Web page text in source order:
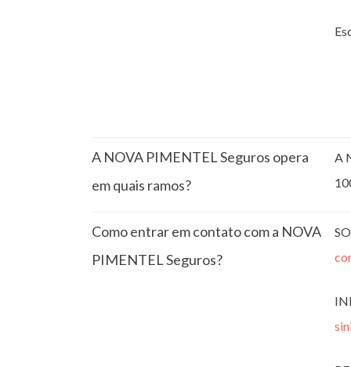
A NOVA PIMENTEL Seguros opera
em quais ramos?
A
Como entrar em contato com a NOVA
PIMENTEL Seguros?